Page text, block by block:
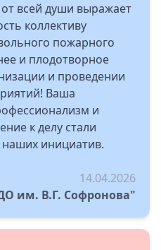
всей души выражает
коллективу
пожарного
и плодотворное
и проведении
Ваша
и
к делу стали
наших инициатив.
14.04.2026
им. В.Г. Софронова"